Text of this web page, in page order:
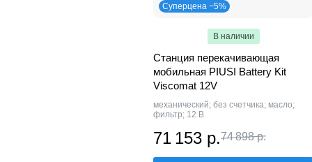
Суперцена −5%
В наличии
Станция перекачивающая
мобильная PIUSI Battery Kit
Viscomat 12V
механический; без счетчика; масло;
фильтр; 12 В
71 153 р.74 898 р.